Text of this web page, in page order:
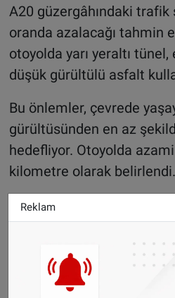
A20 güzergâhındaki trafik
oranda azalacağı tahmin
otoyolda yarı yeraltı
düşük gürültülü asfalt
Bu önlemler, çevrede
gürültüsünden en az
hedefliyor. Otoyolda azami
kilometre olarak belirlendi.
2 milyar euroluk dev proje
Yaklaşık 11 kilometre
otoyol projesi 2019 yılında
Otoyolun yanı sıra yeni
hayatı geçitleri (fauna
Reklam